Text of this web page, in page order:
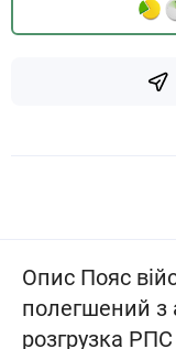
Опис Пояс
полегшений з
розгрузка